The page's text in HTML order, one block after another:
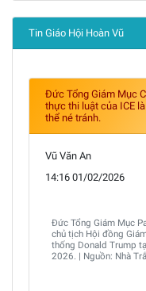
Tin Giáo Hội Hoàn Vũ
Đức Tổng Giám Mục
thực thi luật của ICE
thể né tránh.
Vũ Văn An
14:16 01/02/2026
Đức Tổng Giám Mục
chủ tịch Hội đồng
thống Donald Trump
2026. | Nguồn: Nhà